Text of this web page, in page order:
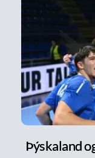
Þýskaland